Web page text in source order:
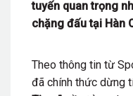
tuyến quan trọng
chặng đấu tại Hàn
Theo thông tin từ
đã chính thức dừng